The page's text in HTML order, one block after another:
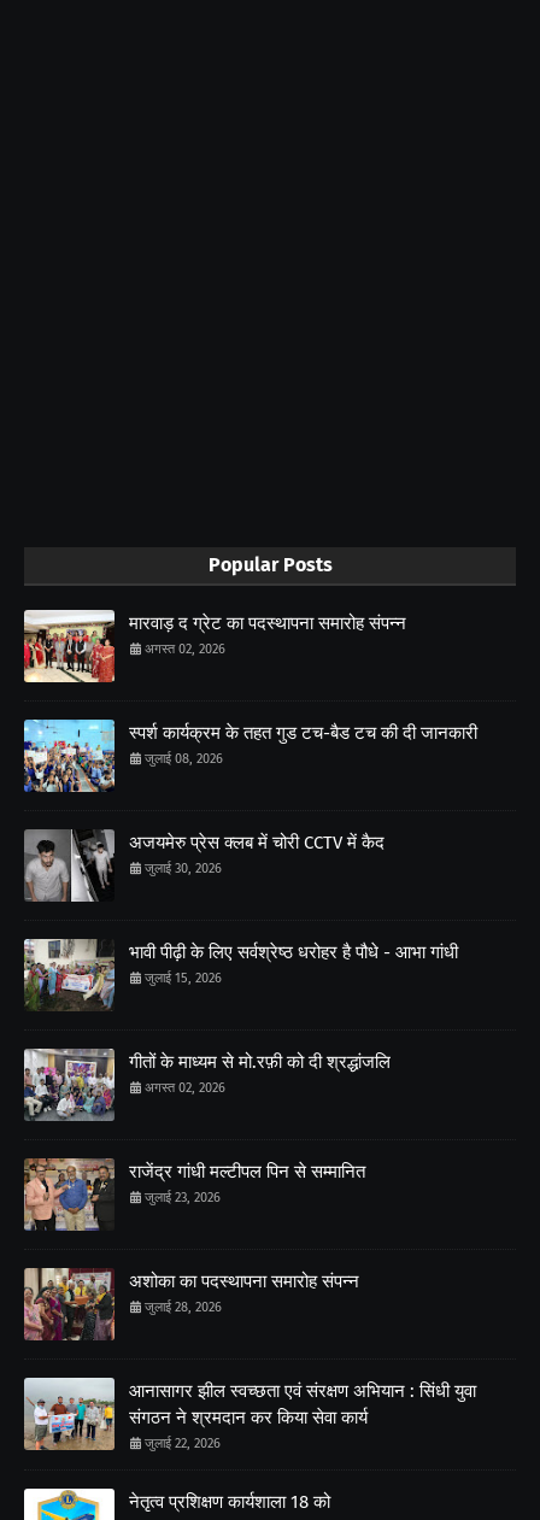
Popular Posts
मारवाड़ द ग्रेट का पदस्थापना समारोह संपन्न
अगस्त 02, 2026
स्पर्श कार्यक्रम के तहत गुड टच-बैड टच की दी जानकारी
जुलाई 08, 2026
अजयमेरु प्रेस क्लब में चोरी CCTV में कैद
जुलाई 30, 2026
भावी पीढ़ी के लिए सर्वश्रेष्ठ धरोहर है पौधे - आभा गांधी
जुलाई 15, 2026
गीतों के माध्यम से मो.रफ़ी को दी श्रद्धांजलि
अगस्त 02, 2026
राजेंद्र गांधी मल्टीपल पिन से सम्मानित
जुलाई 23, 2026
अशोका का पदस्थापना समारोह संपन्न
जुलाई 28, 2026
आनासागर झील स्वच्छता एवं संरक्षण अभियान : सिंधी युवा
संगठन ने श्रमदान कर किया सेवा कार्य
जुलाई 22, 2026
नेतृत्व प्रशिक्षण कार्यशाला 18 को